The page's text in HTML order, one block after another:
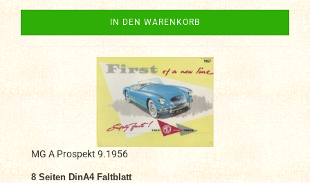
IN DEN WARENKORB
MG A Prospekt 9.1956
8 Seiten DinA4 Faltblatt